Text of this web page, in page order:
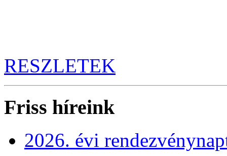
RESZLETEK
Friss híreink
2026. évi